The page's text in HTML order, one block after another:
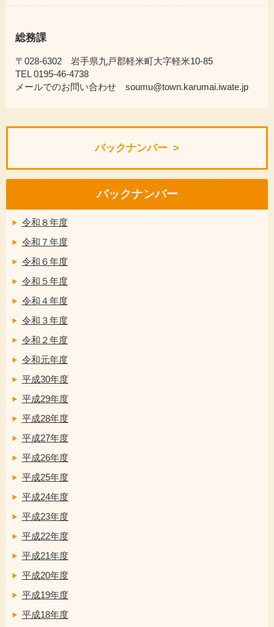
総務課
〒028-6302 岩手県九戸郡軽米町大字軽米10-85
TEL 0195-46-4738
メールでのお問い合わせ soumu@town.karumai.iwate.jp
バックナンバー
バックナンバー
令和８年度
令和７年度
令和６年度
令和５年度
令和４年度
令和３年度
令和２年度
令和元年度
平成30年度
平成29年度
平成28年度
平成27年度
平成26年度
平成25年度
平成24年度
平成23年度
平成22年度
平成21年度
平成20年度
平成19年度
平成18年度